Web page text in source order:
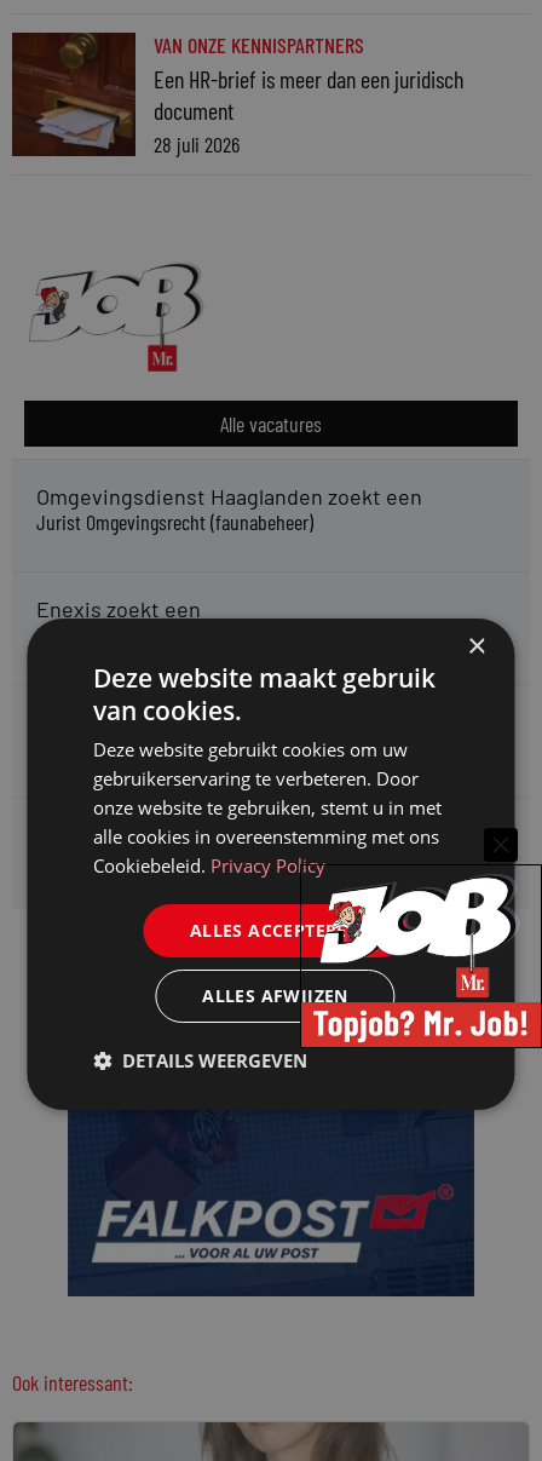
VAN ONZE KENNISPARTNERS
Een HR-brief is meer dan een juridisch
document
28 juli 2026
Alle vacatures
Omgevingsdienst Haaglanden zoekt een
Jurist Omgevingsrecht (faunabeheer)
Enexis zoekt een
Rentmeester midden- en hoogspanning
Enexis zoekt een
Jurist ruimtelijke planvorming
Enexis zoekt een
Rentmeester
Ook interessant:
×
Deze website maakt gebruik
van cookies.
Deze website gebruikt cookies om uw
gebruikerservaring te verbeteren. Door
onze website te gebruiken, stemt u in met
alle cookies in overeenstemming met ons
Cookiebeleid. Privacy Policy
ALLES ACCEPTEREN
ALLES AFWIJZEN
DETAILS WEERGEVEN